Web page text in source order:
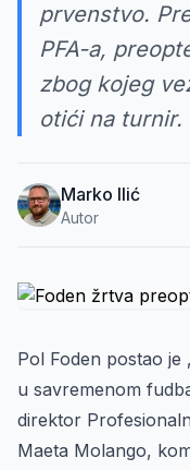
prvenstvo.
PFA-a,
zbog kojeg
otići na turnir.
Marko Ilić
Autor
Pol Foden postao je
u savremenom
direktor
Maeta Molango,